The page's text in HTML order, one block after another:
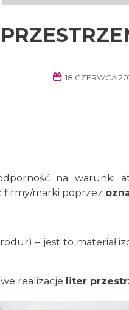
18 CZERWCA
na warunki
firmy/marki poprzez
– jest to materiał
realizacje liter